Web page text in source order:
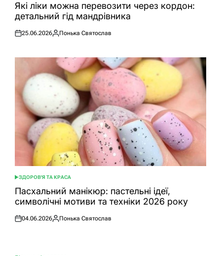
УЯкі ліки можна перевозити через кордон:
детальний гід мандрівника
Оприлюднено
25.06.2026
Опубліковано
Понька Святослав
ОПУБЛІКУВАТИ
У
ЗДОРОВ'Я ТА КРАСА
Пасхальний манікюр: пастельні ідеї,
символічні мотиви та техніки 2026 року
Оприлюднено
04.06.2026
Опубліковано
Понька Святослав